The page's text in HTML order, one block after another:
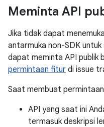
Meminta API
Jika tidak dapat
antarmuka non-SDK
dapat meminta API publik
permintaan fitur di issue
Saat membuat
API yang saat ini
termasuk deskripsi